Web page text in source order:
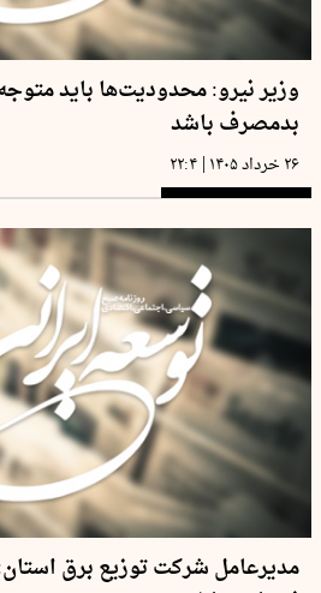
وزیر نیرو: محدودیت‌ها باید
بدمصرف باشد
۲۶ خرداد ۱۴۰۵ | ۲۲:۴
مدیرعامل شرکت توزیع برق